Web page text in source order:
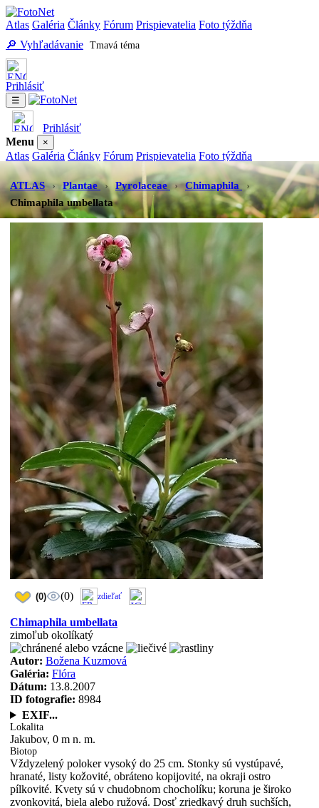
Atlas Galéria Články Fórum Prispievatelia Foto týždňa
🔎 Vyhľadávanie Tmavá téma
Prihlásiť
☰
Prihlásiť
Menu
×
Atlas Galéria Články Fórum Prispievatelia Foto týždňa
Vyhľadávanie Tmavá téma
ATLAS › Plantae › Pyrolaceae › Chimaphila
›
Chimaphila umbellata
(0) (0) zdieľať
Chimaphila umbellata
zimoľub okolíkatý
Autor: Božena Kuzmová
Galéria: Flóra
Dátum: 13.8.2007
ID fotografie: 8984
EXIF...
Lokalita
Jakubov, 0 m n. m.
Biotop
Vždyzelený poloker vysoký do 25 cm. Stonky sú vystúpavé,
hranaté, listy kožovité, obráteno kopijovité, na okraji ostro
pílkovité. Kvety sú v chudobnom chocholíku; koruna je široko
zvonkovitá, biela alebo ružová. Dosť zriedkavý druh suchších,